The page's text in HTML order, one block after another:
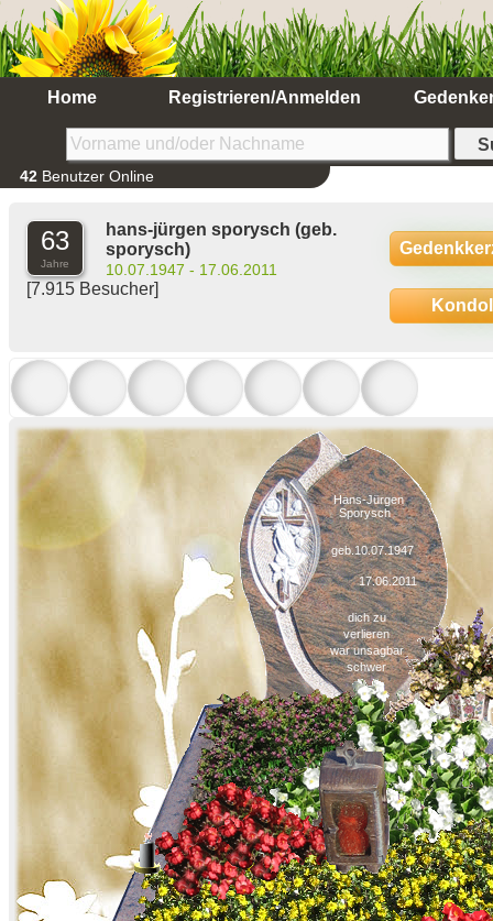
Home Registrieren/Anmelden
42 Benutzer Online
63
Jahre
hans-jürgen sporysch (geb.
sporysch)
10.07.1947 - 17.06.2011
[7.915 Besucher]
dich zu
verlieren
war unsagbar
schwer
Hans-Jürgen
Sporysch
geb.10.07.1947
17.06.2011